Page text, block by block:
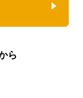
ら